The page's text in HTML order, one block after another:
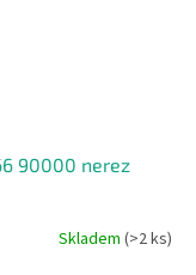
90000 nerez
Skladem (>2 ks)